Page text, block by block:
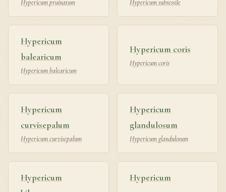
Hypericum pruinatum Hypericum subsessile
Hypericum
balearicum
Hypericum balearicum
Hypericum coris
Hypericum coris
Hypericum
curvisepalum
Hypericum curvisepalum
Hypericum
glandulosum
Hypericum glandulosum
Hypericum
Hypericum